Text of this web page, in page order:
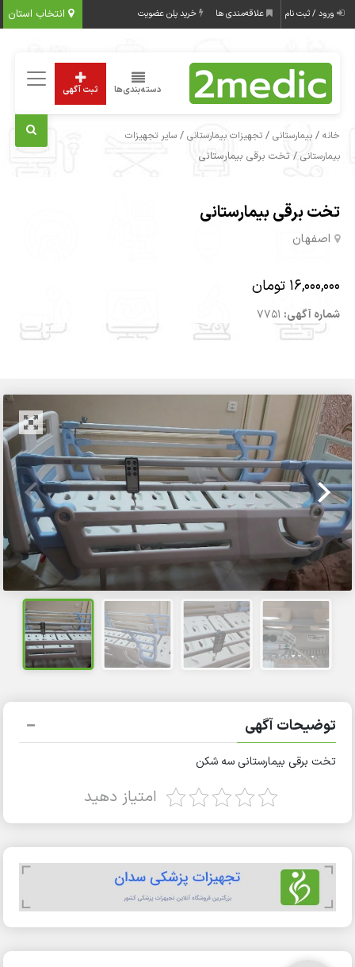
انتخاب استان ورود / ثبت نام علاقه‌مندی ها خرید پلن عضویت
دسته‌بندی‌ها ثبت آگهی
خانه /بیمارستانی /تجهیزات بیمارستانی /سایر تجهیزات
بیمارستانی / تخت برقی بیمارستانی
تخت برقی بیمارستانی
اصفهان
16,000,000 تومان
شماره آگهی: 7751
توضیحات آگهی
تخت برقی بیمارستانی سه شکن
امتیاز دهید